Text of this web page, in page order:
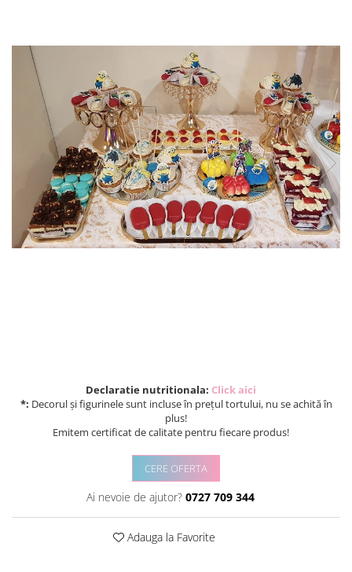
Torturi cu flori
Tortulețe 1.7 kg - 2 kg
Declaratie nutritionala: Click aici
*: Decorul și figurinele sunt incluse în prețul tortului, nu se achită în
plus!
Emitem certificat de calitate pentru fiecare produs!
CERE OFERTA
Ai nevoie de ajutor? 0727 709 344
Adauga la Favorite